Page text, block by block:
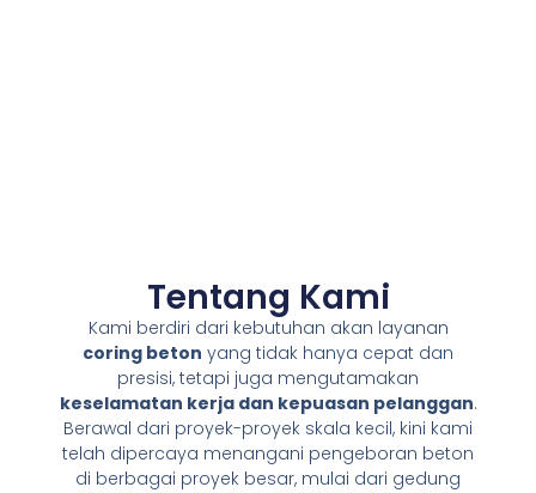
Tentang Kami
Kami berdiri dari kebutuhan akan layanan
coring beton yang tidak hanya cepat dan
presisi, tetapi juga mengutamakan
keselamatan kerja dan kepuasan pelanggan.
Berawal dari proyek-proyek skala kecil, kini kami
telah dipercaya menangani pengeboran beton
di berbagai proyek besar, mulai dari gedung